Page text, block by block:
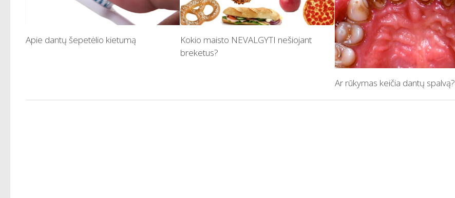
Apie dantų šepetėlio kietumą
Kokio maisto NEVALGYTI nešiojant
breketus?
Ar rūkymas keičia dantų spalvą?